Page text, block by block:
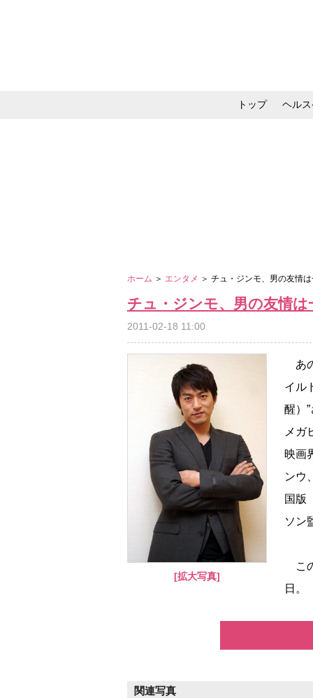
トップ ヘル
ホーム ＞ エンタメ ＞ チュ・ジンモ、男の友情
チュ・ジンモ、男の友情
2011-02-18 11:00
[拡大写真]
あ
イル
醒）
メガ
映画
ンウ
国版
ソン
こ
日。
関連写真